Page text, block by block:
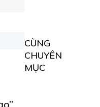
CÙNG
CHUYÊN
MỤC